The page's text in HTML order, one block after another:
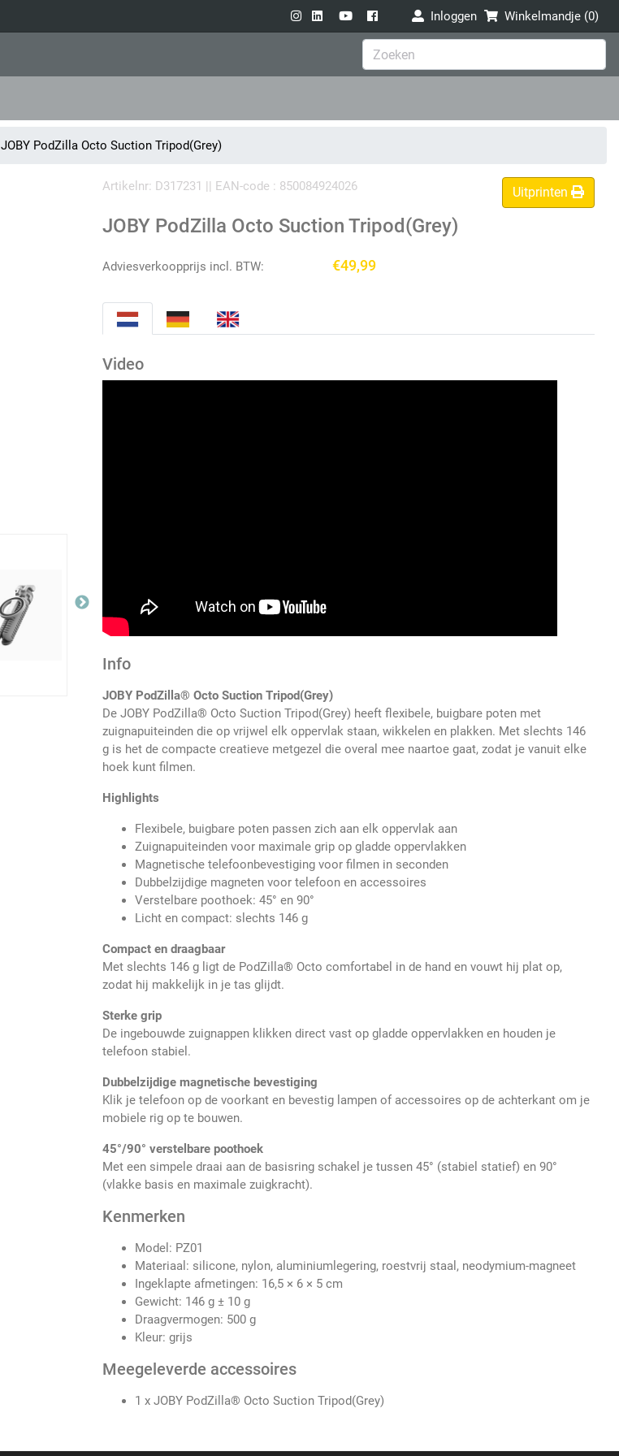
Inloggen Winkelmandje (0)
JOBY PodZilla Octo Suction Tripod(Grey)
Artikelnr: D317231 || EAN-code : 850084924026 Uitprinten
JOBY PodZilla Octo Suction Tripod(Grey)
Adviesverkoopprijs incl. BTW: €49,99
Video
Info
JOBY PodZilla® Octo Suction Tripod(Grey)
De JOBY PodZilla® Octo Suction Tripod(Grey) heeft flexibele, buigbare poten met
zuignapuiteinden die op vrijwel elk oppervlak staan, wikkelen en plakken. Met slechts 146
g is het de compacte creatieve metgezel die overal mee naartoe gaat, zodat je vanuit elke
hoek kunt filmen.
Highlights
Flexibele, buigbare poten passen zich aan elk oppervlak aan
Zuignapuiteinden voor maximale grip op gladde oppervlakken
Magnetische telefoonbevestiging voor filmen in seconden
Dubbelzijdige magneten voor telefoon en accessoires
Verstelbare poothoek: 45° en 90°
Licht en compact: slechts 146 g
Compact en draagbaar
Met slechts 146 g ligt de PodZilla® Octo comfortabel in de hand en vouwt hij plat op,
zodat hij makkelijk in je tas glijdt.
Sterke grip
De ingebouwde zuignappen klikken direct vast op gladde oppervlakken en houden je
telefoon stabiel.
Dubbelzijdige magnetische bevestiging
Klik je telefoon op de voorkant en bevestig lampen of accessoires op de achterkant om je
mobiele rig op te bouwen.
45°/90° verstelbare poothoek
Met een simpele draai aan de basisring schakel je tussen 45° (stabiel statief) en 90°
(vlakke basis en maximale zuigkracht).
Kenmerken
Model: PZ01
Materiaal: silicone, nylon, aluminiumlegering, roestvrij staal, neodymium-magneet
Ingeklapte afmetingen: 16,5 × 6 × 5 cm
Gewicht: 146 g ± 10 g
Draagvermogen: 500 g
Kleur: grijs
Meegeleverde accessoires
1 x JOBY PodZilla® Octo Suction Tripod(Grey)